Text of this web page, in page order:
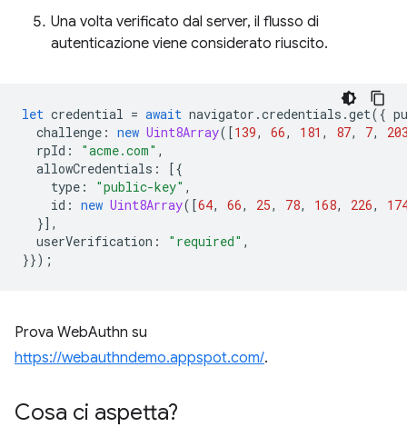
Una volta verificato dal server, il flusso di
autenticazione viene considerato riuscito.
let credential = await navigator .credentials .get({
challenge : new Uint8Array([139, 66, 181 , 87, 7,
rpId : "acme.com" ,
allowCredentials :
[{
type : "public-key" ,
id : new Uint8Array([64, 66, 25, 78, 168, 226,
}],
userVerification : "required" ,
}});
Prova WebAuthn su
https://webauthndemo.appspot.com/.
Cosa ci aspetta?